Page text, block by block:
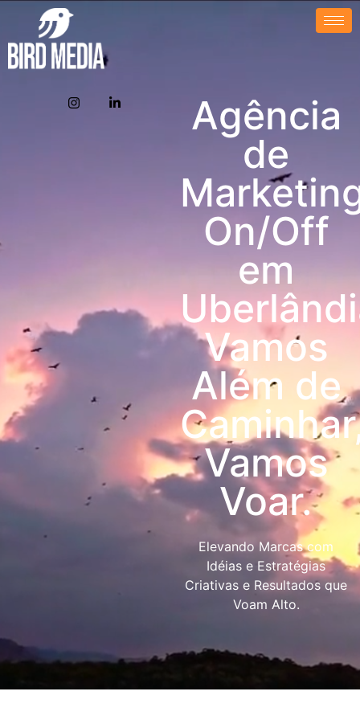
Agência
de
On/Off
em
Vamos
Além de
Vamos
Voar.
Elevando Marcas com
Idéias e Estratégias
Criativas e Resultados que
Voam Alto.